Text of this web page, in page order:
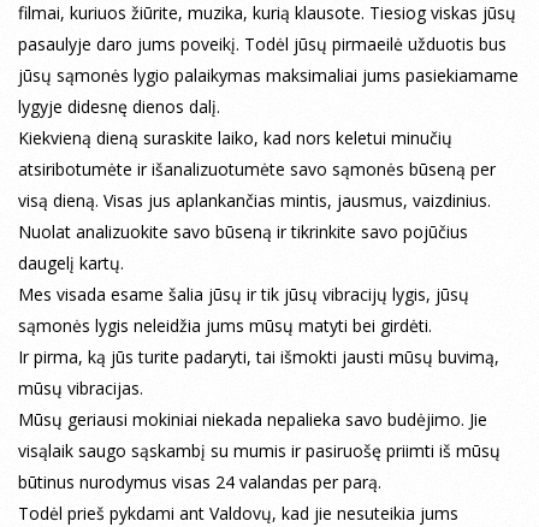
filmai, kuriuos žiūrite, muzika, kurią klausote. Tiesiog viskas jūsų
pasaulyje daro jums poveikį. Todėl jūsų pirmaeilė užduotis bus
jūsų sąmonės lygio palaikymas maksimaliai jums pasiekiamame
lygyje didesnę dienos dalį.
Kiekvieną dieną suraskite laiko, kad nors keletui minučių
atsiribotumėte ir išanalizuotumėte savo sąmonės būseną per
visą dieną. Visas jus aplankančias mintis, jausmus, vaizdinius.
Nuolat analizuokite savo būseną ir tikrinkite savo pojūčius
daugelį kartų.
Mes visada esame šalia jūsų ir tik jūsų vibracijų lygis, jūsų
sąmonės lygis neleidžia jums mūsų matyti bei girdėti.
Ir pirma, ką jūs turite padaryti, tai išmokti jausti mūsų buvimą,
mūsų vibracijas.
Mūsų geriausi mokiniai niekada nepalieka savo budėjimo. Jie
visąlaik saugo sąskambį su mumis ir pasiruošę priimti iš mūsų
būtinus nurodymus visas 24 valandas per parą.
Todėl prieš pykdami ant Valdovų, kad jie nesuteikia jums